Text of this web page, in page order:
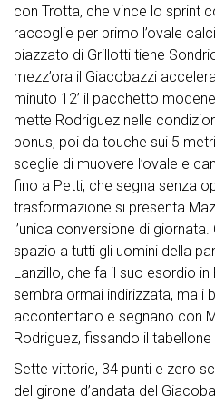
con Trotta, che vince lo sprint
raccoglie per primo l’ovale
piazzato di Grillotti tiene
mezz’ora il Giacobazzi
minuto 12’ il pacchetto
mette Rodriguez nelle
bonus, poi da touche sui 5
sceglie di muovere l’ovale e
fino a Petti, che segna senza
trasformazione si presenta
l’unica conversione di
spazio a tutti gli uomini della
Lanzillo, che fa il suo esordio
sembra ormai indirizzata, ma i
accontentano e segnano con
Rodriguez, fissando il tabellone
Sette vittorie, 34 punti e zero
del girone d’andata del